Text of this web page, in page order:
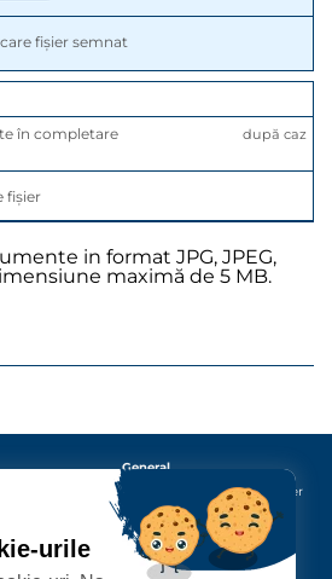
fișier semnat
după caz
în completare
fișier
in format JPG, JPEG,
maximă de 5 MB.
General
Protecția datelor cu caracter
personal
Termeni și condiții
Contact
urile